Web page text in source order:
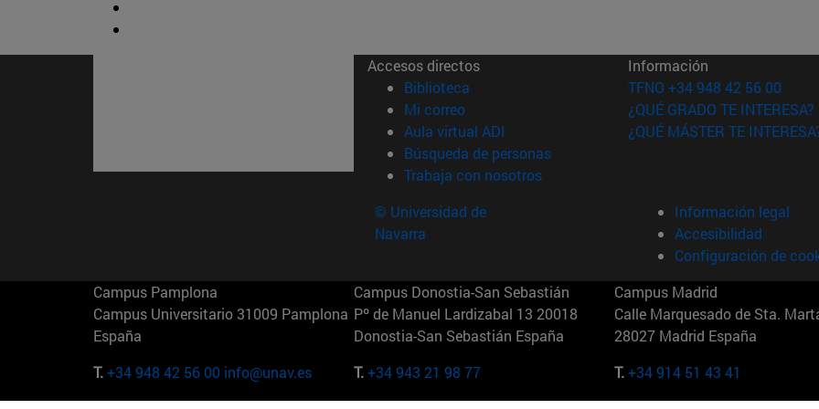
Accesos directos
Biblioteca (abre en nueva ventana)
Mi correo(abre en nueva ventana)
Aula virtual ADI (abre en nueva ventana)
Búsqueda de personas(abre en nueva ventana)
Trabaja con nosotros(abre en nueva ventana)
Información
TFNO +34 948 42 56 00
¿QUÉ GRADO TE INTERESA?
¿QUÉ MÁSTER TE
© Universidad de
Navarra
Información legal
Accesibilidad
Configuración de
Campus Pamplona
Campus Universitario 31009 Pamplona
España
T.+34 948 42 56 00 info@unav.es
Campus Donostia-San Sebastián
Pº de Manuel Lardizabal 13 20018
Donostia-San Sebastián España
T.+34 943 21 98 77
Campus Madrid
Calle Marquesado de Sta.
28027 Madrid España
T.+34 914 51 43 41